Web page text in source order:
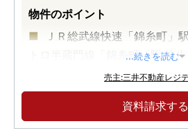
物件のポイント
ＪＲ総武線快速「錦糸町」
トロ半蔵門線「錦糸町」駅 徒歩
駅前利便×北斎通りを日常
街の文化と歴史を継承するデ
...続きを読む
売主:三井不動産レジ
資料請求する